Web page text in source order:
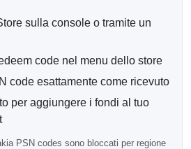
on, bundle ed extra digitali
Online
PSN viene consegnato
inviato al tuo indirizzo email e può
account PlayStation slovacco
Richiesto
sulla console o tramite un
code nel menu dello store
code esattamente come ricevuto
per aggiungere i fondi al tuo
PSN codes sono bloccati per regione